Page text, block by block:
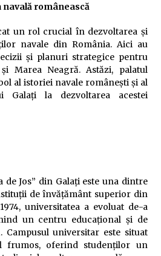
românească
un rol crucial în dezvoltarea și
navale din România. Aici au
și planuri strategice pentru
Marea Neagră. Astăzi, palatul
al istoriei navale românești și al
Galați la dezvoltarea acestei
de Jos” din Galați este una dintre
de învățământ superior din
universitatea a evoluat de-a
un centru educațional și de
Campusul universitar este situat
frumos, oferind studenților un